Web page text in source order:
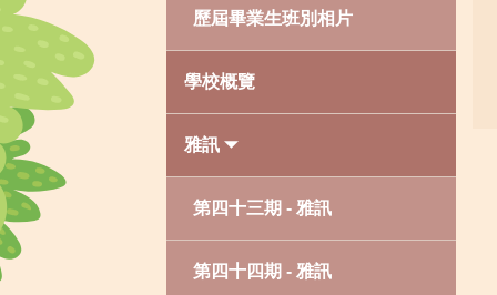
歷屆畢業生班別相片
學校概覽
雅訊
第四十三期 - 雅訊
第四十四期 - 雅訊